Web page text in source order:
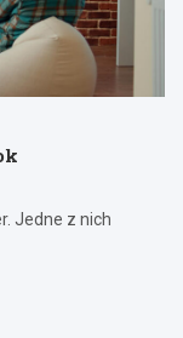
Jedne z nich